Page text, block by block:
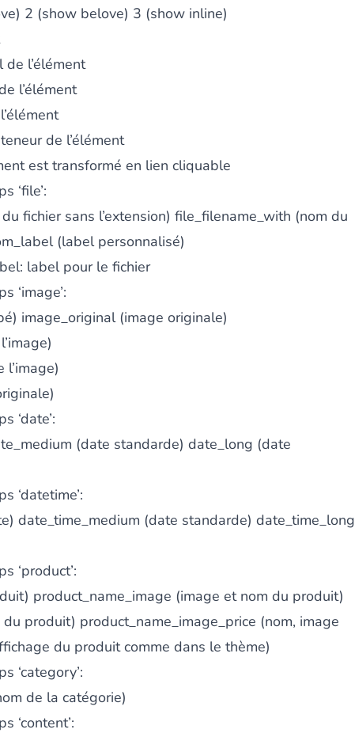
et à vos visiteurs d'être alertés du retour en stock
2 (show belove) 3 (show inline)
l’élément
l’élément
de l’élément
est transformé en lien cliquable
‘file’:
fichier sans l’extension) file_filename_with (nom du
(label personnalisé)
label pour le fichier
‘image’:
image_original (image originale)
‘date’:
(date standarde) date_long (date
‘datetime’:
date_time_medium (date standarde) date_time_long
‘product’:
product_name_image (image et nom du produit)
produit) product_name_image_price (nom, image
du produit comme dans le thème)
‘category’:
de la catégorie)
‘content’: